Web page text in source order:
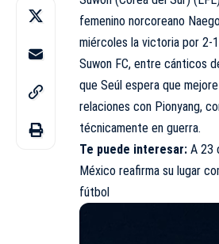
femenino norcoreano
miércoles la victoria por 2-
Suwon FC, entre cánticos
que Seúl espera que
relaciones con Pionyang,
técnicamente en guerra.
Te puede interesar: A 23
México reafirma su lugar
fútbol